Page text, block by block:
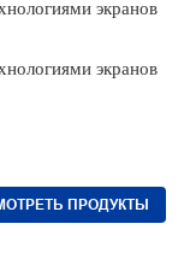
ПРОДУКТЫ